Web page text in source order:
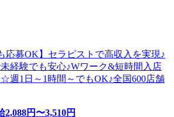
応募OK】セラピストで高収入を実現♪
経験でも安心♪Wワーク&短時間入店
週1日～1時間～でもOK♪全国600店舗
2,088円〜3,510円